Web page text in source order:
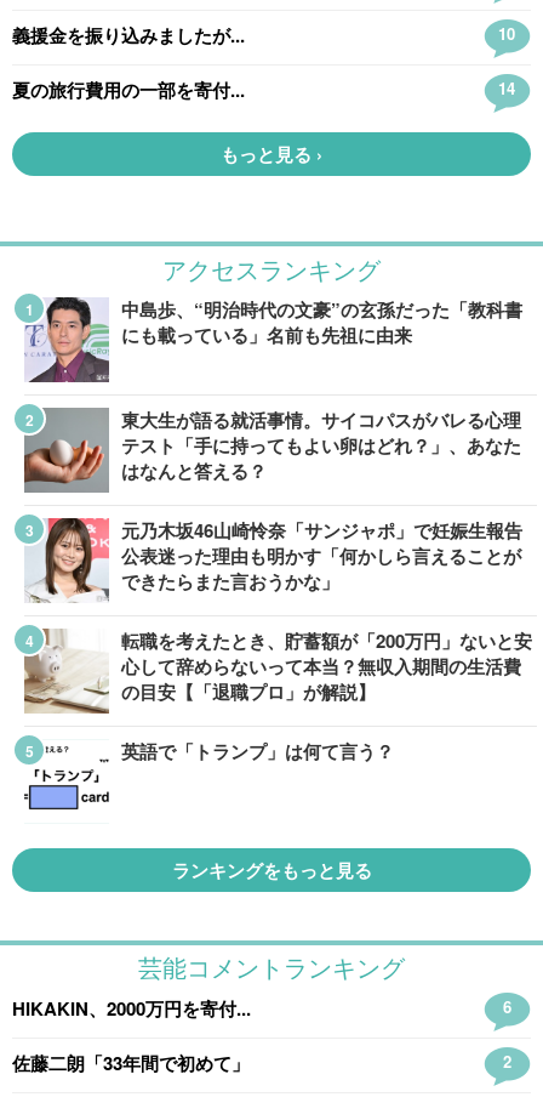
アクセスランキング
中島歩、“明治時代の文豪”の玄孫だった「教科書
にも載っている」名前も先祖に由来
東大生が語る就活事情。サイコパスがバレる心理
テスト「手に持ってもよい卵はどれ？」、あなた
はなんと答える？
元乃木坂46山崎怜奈「サンジャポ」で妊娠生報告
公表迷った理由も明かす「何かしら言えることが
できたらまた言おうかな」
転職を考えたとき、貯蓄額が「200万円」ないと安
心して辞めらないって本当？無収入期間の生活費
の目安【「退職プロ」が解説】
英語で「トランプ」は何て言う？
ランキングをもっと見る